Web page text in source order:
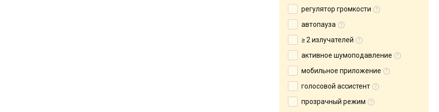
регулятор громкости
автопауза
≥ 2 излучателей
активное шумоподавление
мобильное приложение
голосовой ассистент
прозрачный режим